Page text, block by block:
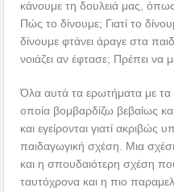
κάνουμε τη δουλειά μας,
Πώς το δίνουμε; Γιατί το
δίνουμε φτάνει άραγε στα
νοιάζει αν έφτασε; Πρέπει να
Όλα αυτά τα ερωτήματα με τα
οποία βομβαρδίζω βεβαίως
και εγείρονται γιατί ακριβώς
παιδαγωγική σχέση. Μια
και η σπουδαιότερη σχέση
ταυτόχρονα και η πιο